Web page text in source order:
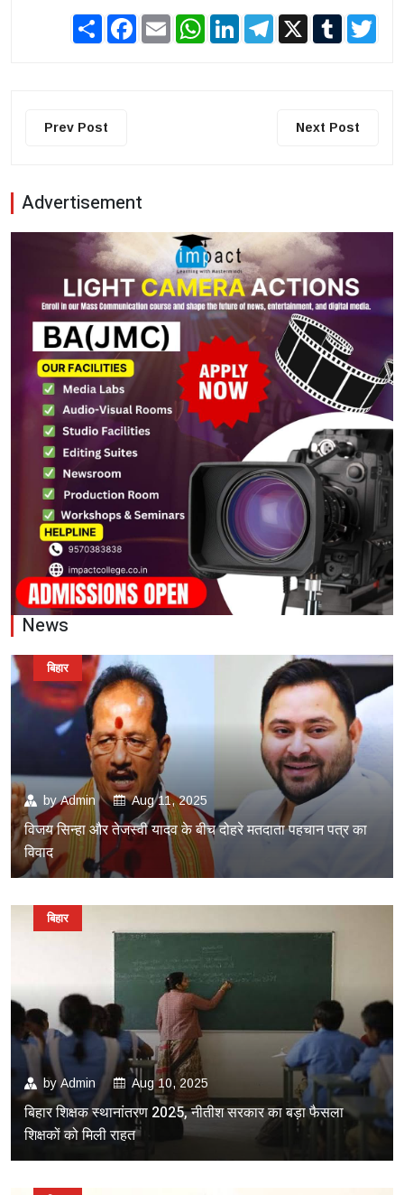
Share Facebook
Email WhatsAppLinkedInTelegram
X Tumblr
Prev Post Next Post
Advertisement
News
byAdmin Aug 11, 2025
विजय सिन्हा और तेजस्वी यादव के बीच दोहरे मतदाता पहचान पत्र का
विवाद
बिहार
byAdmin Aug 10, 2025
बिहार शिक्षक स्थानांतरण 2025, नीतीश सरकार का बड़ा फैसला
शिक्षकों को मिली राहत
बिहार